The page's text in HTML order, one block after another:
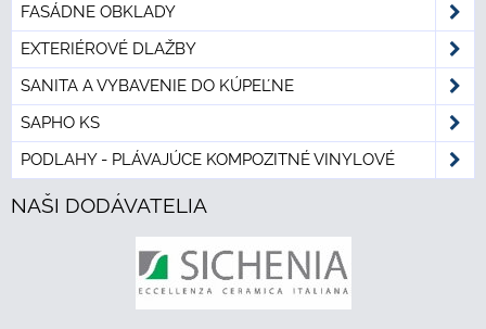
FASÁDNE OBKLADY
EXTERIÉROVÉ DLAŽBY
SANITA A VYBAVENIE DO KÚPEĽNE
SAPHO KS
PODLAHY - PLÁVAJÚCE KOMPOZITNÉ VINYLOVÉ
NAŠI DODÁVATELIA